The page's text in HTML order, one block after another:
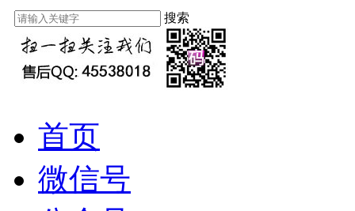
搜索
首页
微信号